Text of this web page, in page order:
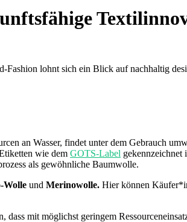
lohnt sich ein Blick auf nachhaltig
an Wasser, findet unter dem Gebrauch
wie dem GOTS-Label
als gewöhnliche Baumwolle.
Wolle und Merinowolle. Hier können
dass mit möglichst geringem